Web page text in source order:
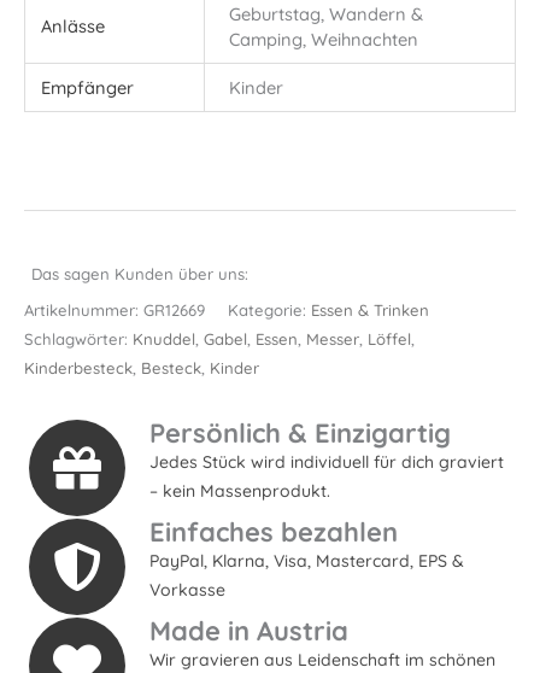
Anlässe
Geburtstag, Wandern &
Camping, Weihnachten
Empfänger Kinder
Das sagen Kunden über uns:
Artikelnummer: GR12669 Kategorie: Essen & Trinken
Schlagwörter: Knuddel, Gabel, Essen, Messer, Löffel,
Kinderbesteck, Besteck, Kinder
Persönlich & Einzigartig
Jedes Stück wird individuell für dich graviert
– kein Massenprodukt.
Einfaches bezahlen
PayPal, Klarna, Visa, Mastercard, EPS &
Vorkasse
Made in Austria
Wir gravieren aus Leidenschaft im schönen